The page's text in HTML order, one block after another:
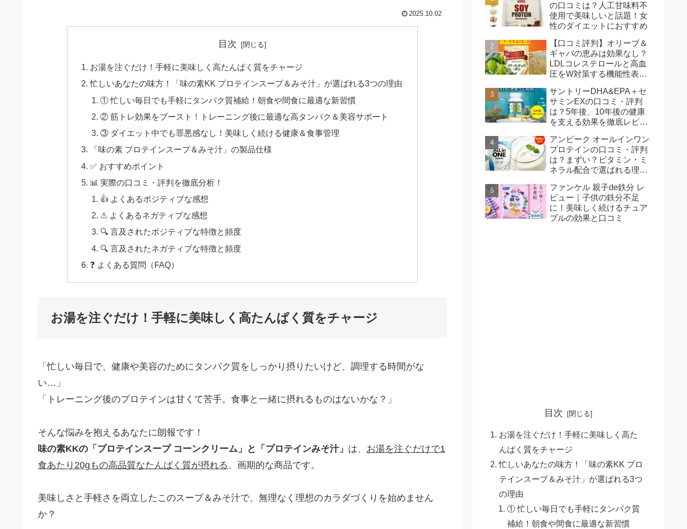
2025.10.02
目次
お湯を注ぐだけ！手軽に美味しく高たんぱく質をチャージ
忙しいあなたの味方！「味の素KK プロテインスープ＆みそ汁」が選ばれる3つの理由
① 忙しい毎日でも手軽にタンパク質補給！朝食や間食に最適な新習慣
② 筋トレ効果をブースト！トレーニング後に最適な高タンパク＆美容サポート
③ ダイエット中でも罪悪感なし！美味しく続ける健康＆食事管理
「味の素 プロテインスープ＆みそ汁」の製品仕様
✅ おすすめポイント
📊 実際の口コミ・評判を徹底分析！
👍 よくあるポジティブな感想
⚠ よくあるネガティブな感想
🔍 言及されたポジティブな特徴と頻度
🔍 言及されたネガティブな特徴と頻度
❓ よくある質問（FAQ）
お湯を注ぐだけ！手軽に美味しく高たんぱく質をチャージ
「忙しい毎日で、健康や美容のためにタンパク質をしっかり摂りたいけど、調理する時間がな
い…」
「トレーニング後のプロテインは甘くて苦手。食事と一緒に摂れるものはないかな？」
そんな悩みを抱えるあなたに朗報です！
味の素KKの「プロテインスープ コーンクリーム」と「プロテインみそ汁」 は、 お湯を注ぐだけで1
食あたり20gもの高品質なたんぱく質が摂れる 、画期的な商品です。
美味しさと手軽さを両立したこのスープ＆みそ汁で、無理なく理想のカラダづくりを始めません
か？
の口コミは？人工甘味料不
使用で美味しいと話題！女
性のダイエットにおすすめ
【口コミ評判】オリーブ＆
ギャバの恵みは効果なし？
LDLコレステロールと高血
圧をW対策する機能性表示
サントリーDHA&EPA＋セ
サミンEXの口コミ・評判
は？5年後、10年後の健康
を支える効果を徹底レビュ
アンビーク オールインワン
プロテインの口コミ・評判
は？まずい？ビタミン・ミ
ネラル配合で選ばれる理由
ファンケル 親子de鉄分 レ
ビュー｜子供の鉄分不足
に！美味しく続けるチュア
ブルの効果と口コミ
目次
お湯を注ぐだけ！手軽に美味しく高た
んぱく質をチャージ
忙しいあなたの味方！「味の素KK プロ
テインスープ＆みそ汁」が選ばれる3つ
の理由
① 忙しい毎日でも手軽にタンパク質
補給！朝食や間食に最適な新習慣